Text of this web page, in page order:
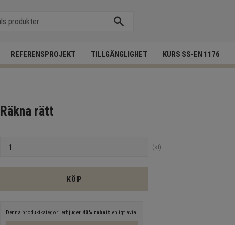
REFERENSPROJEKT TILLGÄNGLIGHET KURS SS-EN 1176
Räkna rätt
st
KÖP
Denna produktkategori erbjuder 40% rabatt enligt avtal